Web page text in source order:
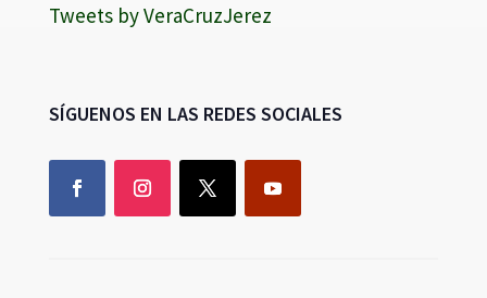
Tweets by VeraCruzJerez
SÍGUENOS EN LAS REDES SOCIALES